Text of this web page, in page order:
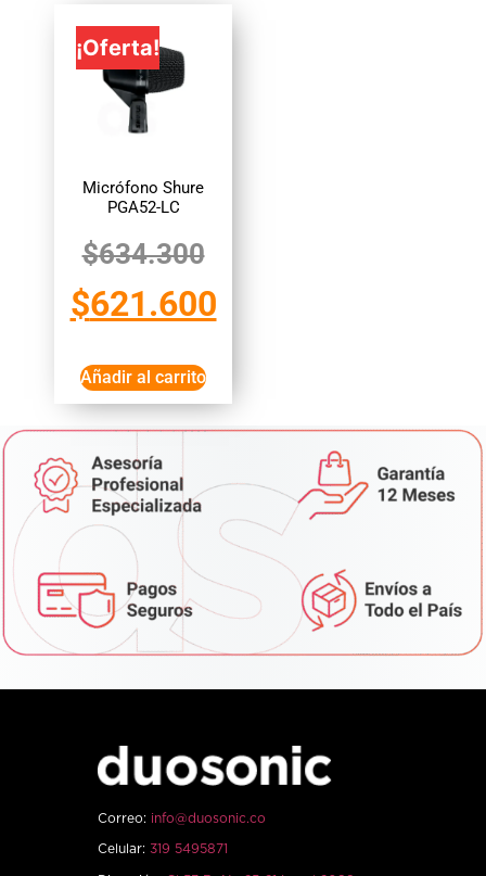
¡Oferta!
Micrófono Shure
PGA52-LC
$634.300
$621.600
Añadir al carrito
Correo: info@duosonic.co
Celular: 319 5495871